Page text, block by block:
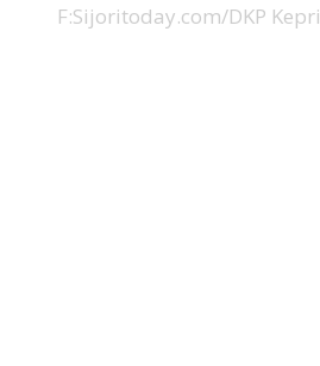
F:Sijoritoday.com/DKP Kepri